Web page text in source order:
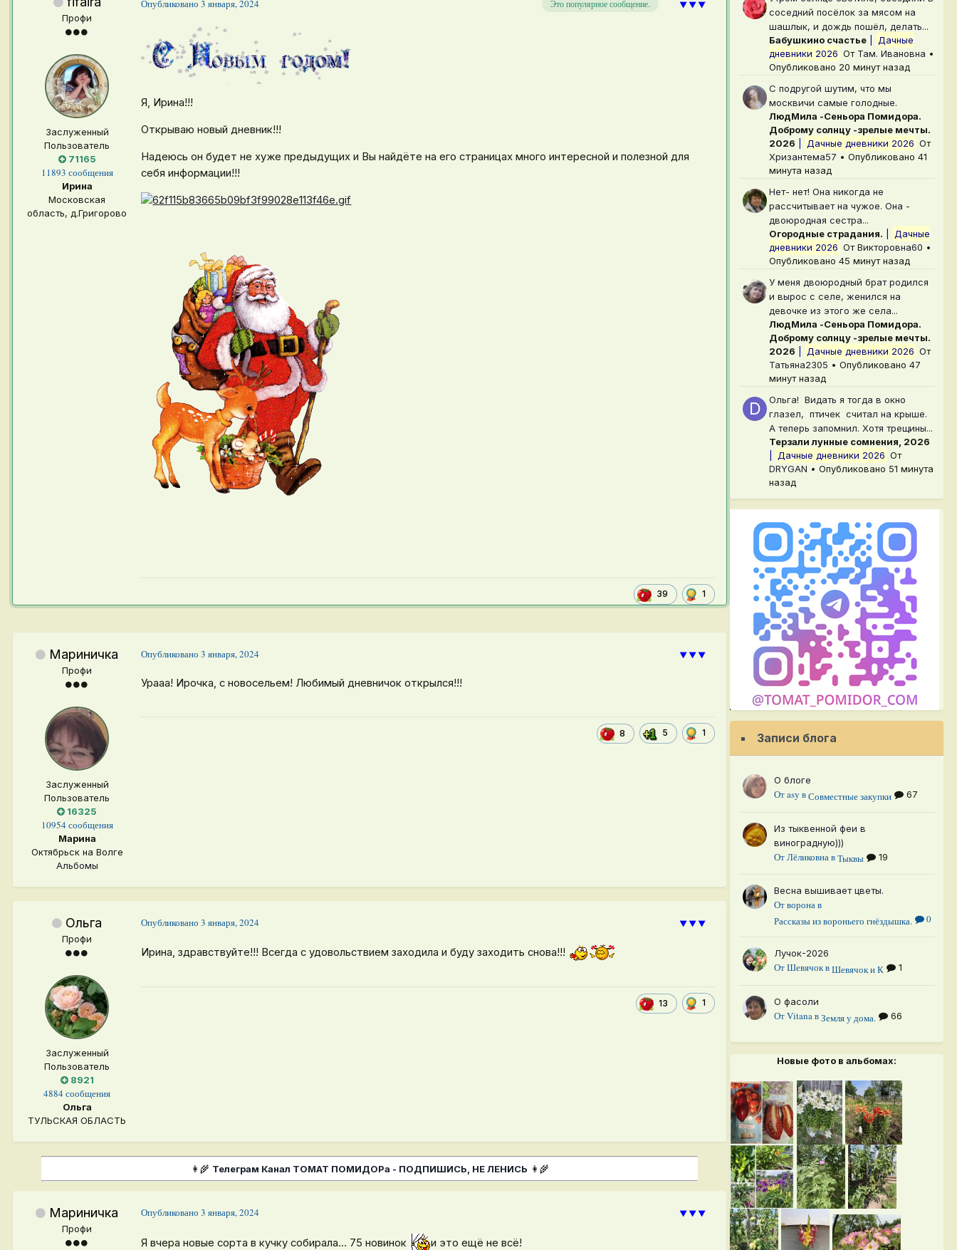
Профи
Заслуженный
Пользователь
71165
11893 сообщения
Ирина
Московская
область, д.Григорово
Это популярное сообщение. ⯆⯆⯆
Опубликовано3 января, 2024
Я, Ирина!!!
Открываю новый дневник!!!
Надеюсь он будет не хуже предыдущих и Вы найдёте на его страницах много интересной и полезной для
себя информации!!!
39 1
Мариничка
Профи
Заслуженный
Пользователь
16325
10954 сообщения
Марина
Октябрьск на Волге
Альбомы
⯆⯆⯆
Опубликовано3 января, 2024
Урааа! Ирочка, с новосельем! Любимый дневничок открылся!!!
8 5 1
Ольга
Профи
Заслуженный
Пользователь
8921
4884 сообщения
Ольга
ТУЛЬСКАЯ ОБЛАСТЬ
⯆⯆⯆
Опубликовано3 января, 2024
Ирина, здравствуйте!!! Всегда с удовольствием заходила и буду заходить снова!!!
13 1
👩‍🌾 Телеграм Канал ТОМАТ ПОМИДОРа - ПОДПИШИСЬ, НЕ ЛЕНИСЬ 👩‍🌾
Мариничка
Профи
⯆⯆⯆
Опубликовано3 января, 2024
Я вчера новые сорта в кучку собирала... 75 новинок и это ещё не всё!
соседний посёлок за мясом на
шашлык, и дождь пошёл, делать...
Бабушкино счастье
Дачные
дневники 2026 От Там. Ивановна •
Опубликовано 20 минут назад
С подругой шутим, что мы
москвичи самые голодные.
ЛюдМила -Сеньора Помидора.
Доброму солнцу -зрелые мечты.
2026
Дачные дневники 2026 От
Хризантема57 •Опубликовано41
минута назад
Нет- нет! Она никогда не
рассчитывает на чужое. Она -
двоюродная сестра...
Огородные страдания.
Дачные
дневники 2026 ОтВикторовна60 •
Опубликовано45 минут назад
У меня двоюродный брат родился
и вырос с селе, женился на
девочке из этого же села...
ЛюдМила -Сеньора Помидора.
Доброму солнцу -зрелые мечты.
2026
Дачные дневники 2026 От
Татьяна2305 •Опубликовано47
минут назад
Ольга! Видать я тогда в окно
глазел, птичек считал на крыше.
А теперь запомнил. Хотя трещины...
Терзали лунные сомнения, 2026
Дачные дневники 2026 От
DRYGAN •Опубликовано 51 минута
назад
Записи блога
О блоге
Отasy вСовместные закупки 67
Из тыквенной феи в
виноградную)))
ОтЛёликовнавТыквы 19
Весна вышивает цветы.
Отворонав
Рассказы из вороньего гнёздышка.
0
Лучок-2026
ОтШевячоквШевячок и К 1
О фасоли
ОтVitanaвЗемля у дома. 66
Новые фото в альбомах: